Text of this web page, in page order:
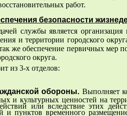
работ.
безопасности
службы является
и территории городского
же обеспечение первичных мер
округа.
из 3-х отделов:
обороны. Выполняет
и культурных ценностей на
или вследствие этих
и пунктов временного